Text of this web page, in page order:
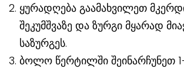
ყურადღება გაამახვილეთ
შეკუმშვაზე და ზურგი მყარად
საზურგეს.
ბოლო წერტილში შეინარჩუნეთ